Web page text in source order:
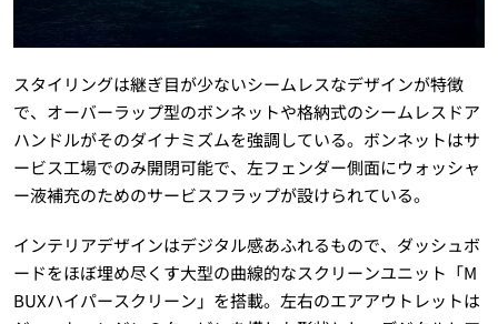
スタイリングは継ぎ目が少ないシームレスなデザインが特徴
で、オーバーラップ型のボンネットや格納式のシームレスドア
ハンドルがそのダイナミズムを強調している。ボンネットはサ
ービス工場でのみ開閉可能で、左フェンダー側面にウォッシャ
ー液補充のためのサービスフラップが設けられている。
インテリアデザインはデジタル感あふれるもので、ダッシュボ
ードをほぼ埋め尽くす大型の曲線的なスクリーンユニット「M
BUXハイパースクリーン」を搭載。左右のエアアウトレットは